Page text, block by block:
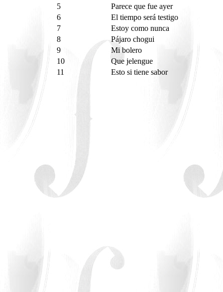
5
Parece que fue ayer
6
El tiempo será testigo
7
Estoy como nunca
8
Pájaro chogui
9
Mi bolero
10
Que jelengue
11
Esto si tiene sabor